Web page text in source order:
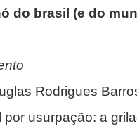
do brasil (e do
Rodrigues
por usurpação: a